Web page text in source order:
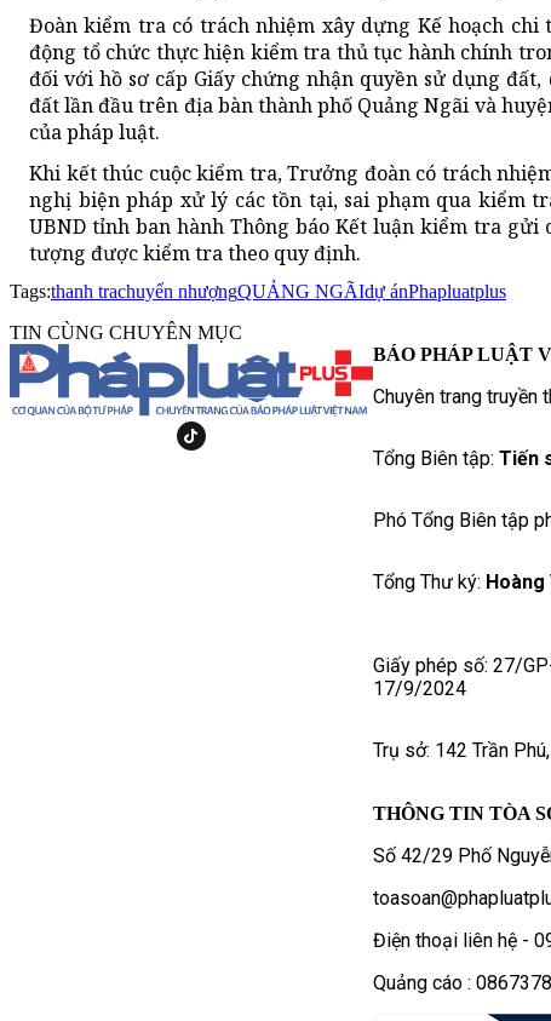
Đoàn kiểm tra có trách nhiệm xây dựng Kế hoạch
động tổ chức thực hiện kiểm tra thủ tục hành chính
đối với hồ sơ cấp Giấy chứng nhận quyền sử dụng
đất lần đầu trên địa bàn thành phố Quảng Ngãi và
của pháp luật.
Khi kết thúc cuộc kiểm tra, Trưởng đoàn có trách
nghị biện pháp xử lý các tồn tại, sai phạm qua kiểm
UBND tỉnh ban hành Thông báo Kết luận kiểm tra gửi
tượng được kiểm tra theo quy định.
Tags:thanh trachuyển nhượngQUẢNG NGÃIdự ánPhapluatplus
TIN CÙNG CHUYÊN MỤC
BÁO PHÁP LUẬT
Chuyên trang truyền
Tổng Biên tập: Tiến
Phó Tổng Biên tập
Tổng Thư ký: Hoàng
Giấy phép số: 27/
17/9/2024
Trụ sở: 142 Trần
THÔNG TIN TÒA
Số 42/29 Phố
Điện thoại liên hệ -
Quảng cáo :